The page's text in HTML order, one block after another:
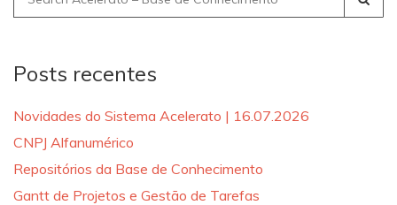
for:
Posts recentes
Novidades do Sistema Acelerato | 16.07.2026
CNPJ Alfanumérico
Repositórios da Base de Conhecimento
Gantt de Projetos e Gestão de Tarefas